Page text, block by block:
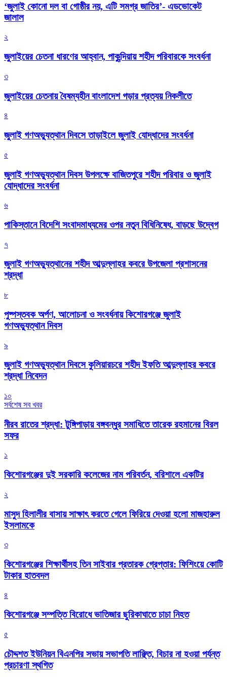
‘জুলাই কোনো দল বা গোষ্ঠীর নয়, এটি সমগ্র জাতির’- এডভোকেট
জালাল
২
জুলাইয়ের চেতনা ধারণের আহ্বান, পাকুন্দিয়ায় শহীদ পরিবারকে সংবর্ধনা
৩
জুলাইয়ের চেতনায় বৈষম্যহীন বাংলাদেশ গড়ার প্রত্যয় নিকলীতে
৪
জুলাই গণঅভ্যুত্থান দিবসে তাড়াইলে জুলাই যোদ্ধাদের সংবর্ধনা
৫
জুলাই গণঅভ্যুত্থান দিবস উপলক্ষে বাজিতপুরে শহীদ পরিবার ও জুলাই
যোদ্ধাদের সংবর্ধনা
৬
পাকিস্তানে বিদেশি সংবাদমাধ্যমের ওপর নতুন বিধিনিষেধ, বাড়ছে উদ্বেগ
৭
জুলাই গণঅভ্যুত্থানের শহীদ আব্দুল্লাহর কবরে উপজেলা প্রশাসনের
শ্রদ্ধা
৮
পুষ্পস্তবক অর্পণ, আলোচনা ও সংবর্ধনায় কিশোরগঞ্জে জুলাই
গণঅভ্যুত্থান দিবস
৯
জুলাই গণঅভ্যুত্থান দিবসে কুলিয়ারচরে শহীদ ইফতি আব্দুল্লাহর কবরে
শ্রদ্ধা নিবেদন
১০
সর্বশেষ সব খবর
নীরব রাতের শ্রদ্ধা: টুঙ্গিপাড়ায় বঙ্গবন্ধুর সমাধিতে তারেক রহমানের বিরল
সফর
১
কিশোরগঞ্জের দুই সরকারি কলেজের নাম পরিবর্তন, বরিশালে একটির
২
মাসুদ হিলালীর বাসায় সাক্ষাৎ করতে গেলে ফিরিয়ে দেওয়া হলো মাজহারুল
ইসলামকে
৩
কিশোরগঞ্জের শিক্ষার্থীসহ তিন সাইবার প্রতারক গ্রেপ্তার: ফিশিংয়ে কোটি
টাকার হাতবদল
৪
কিশোরগঞ্জে সম্পত্তি বিরোধে ভাতিজার ছুরিকাঘাতে চাচা নিহত
৫
চৌদ্দশত ইউনিয়ন বিএনপির সভায় সভাপতি লাঞ্ছিত, বিচার না হওয়া পর্যন্ত
প্রচারণা স্থগিত